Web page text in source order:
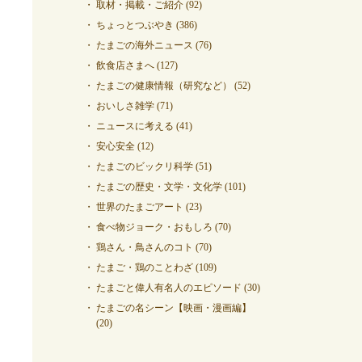
取材・掲載・ご紹介 (92)
ちょっとつぶやき (386)
たまごの海外ニュース (76)
飲食店さまへ (127)
たまごの健康情報（研究など）
(52)
おいしさ雑学 (71)
ニュースに考える (41)
安心安全 (12)
たまごのビックリ科学 (51)
たまごの歴史・文学・文化学 (101)
世界のたまごアート (23)
食べ物ジョーク・おもしろ (70)
鶏さん・鳥さんのコト (70)
たまご・鶏のことわざ (109)
たまごと偉人有名人のエピソード (30)
たまごの名シーン【映画・漫画編】
(20)